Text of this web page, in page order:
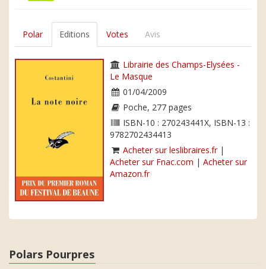
Polar Editions Votes Avis
Librairie des Champs-Elysées -
Le Masque
01/04/2009
Poche, 277 pages
ISBN-10 : 270243441X, ISBN-13 :
9782702434413
Acheter sur leslibraires.fr|
Acheter sur Fnac.com | Acheter sur
Amazon.fr
Polars Pourpres